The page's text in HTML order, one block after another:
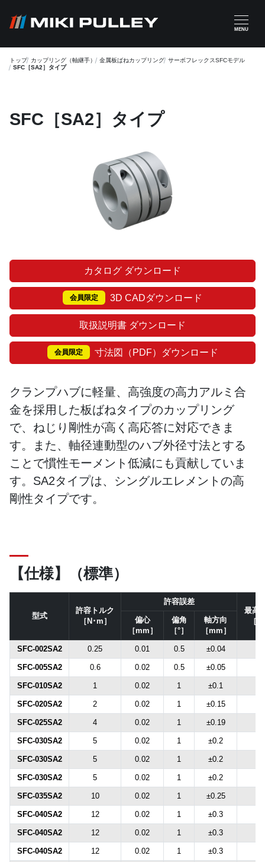
MENU
トップ カップリング（軸継手） 金属板ばねカップリング サーボフレックスSFCモデル
SFC［SA2］タイプ
SFC［SA2］タイプ
カタログ ダウンロード
会員限定 3D CADダウンロード
取扱説明書 ダウンロード
会員限定 寸法図（PDF）ダウンロード
クランプハブに軽量、高強度の高力アルミ合
金を採用した板ばねタイプのカップリング
で、ねじり剛性が高く高応答に対応できま
す。また、軸径連動型のハブ外径寸法とする
ことで慣性モーメント低減にも貢献していま
す。SA2タイプは、シングルエレメントの高
剛性タイプです。
【仕様】（標準）
型式
許容トルク
［N･m］
許容誤差
最高
［
偏心
［mm］
偏角
［°］
軸方向
［mm］
SFC-002SA2 0.25 0.01 0.5 ±0.04
SFC-005SA2 0.6 0.02 0.5 ±0.05
SFC-010SA2 1 0.02 1 ±0.1
SFC-020SA2 2 0.02 1 ±0.15
SFC-025SA2 4 0.02 1 ±0.19
SFC-030SA2 5 0.02 1 ±0.2
SFC-030SA2 5 0.02 1 ±0.2
SFC-030SA2 5 0.02 1 ±0.2
SFC-035SA2 10 0.02 1 ±0.25
SFC-040SA2 12 0.02 1 ±0.3
SFC-040SA2 12 0.02 1 ±0.3
SFC-040SA2 12 0.02 1 ±0.3